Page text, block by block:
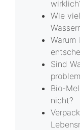
Wie
Warum
Sind
Bio-
nicht?